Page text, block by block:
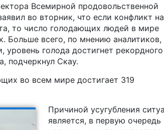
Всемирной продовольственной
во вторник, что если конфликт на
то число голодающих людей в мире
Больше всего, по мнению аналитиков,
голода достигнет рекордного
подчеркнул Скау.
во всем мире достигает 319
Причиной усугубления
является, в первую очередь